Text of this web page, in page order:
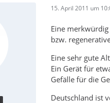
15. April 2011 um
Eine
bzw.
Eine sehr gute
Ein Gerät für
Gefälle für die
Deutschland ist